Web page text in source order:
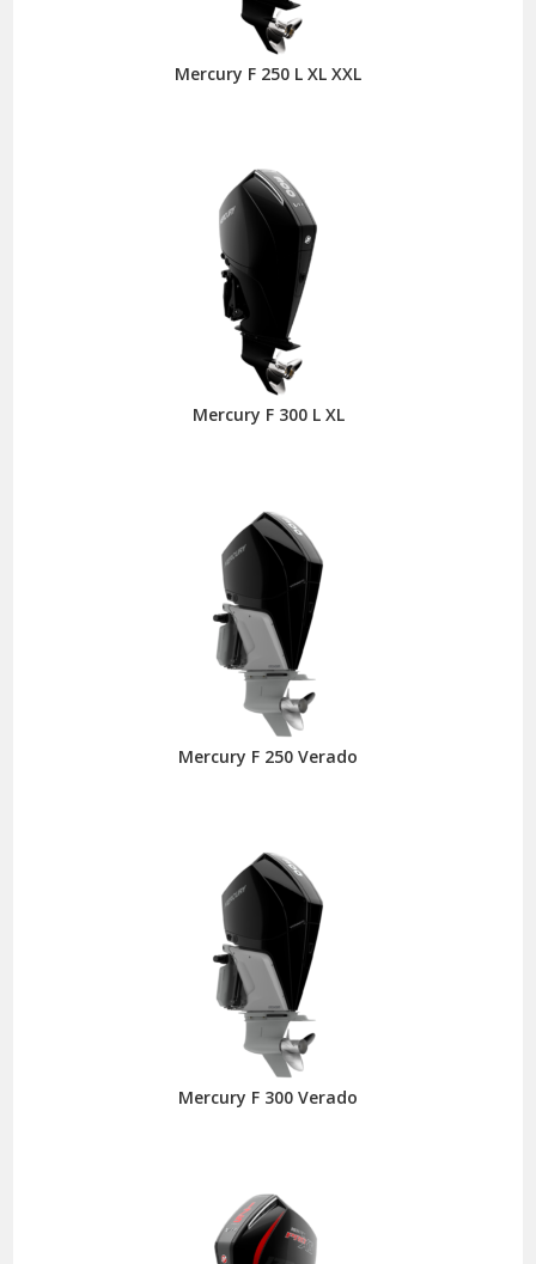
Mercury F 250 L XL XXL
Mercury F 300 L XL
Mercury F 250 Verado
Mercury F 300 Verado